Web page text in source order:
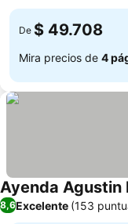
De $ 49.708
Mira precios de 4
Ayenda Agustin
8,6Excelente (153